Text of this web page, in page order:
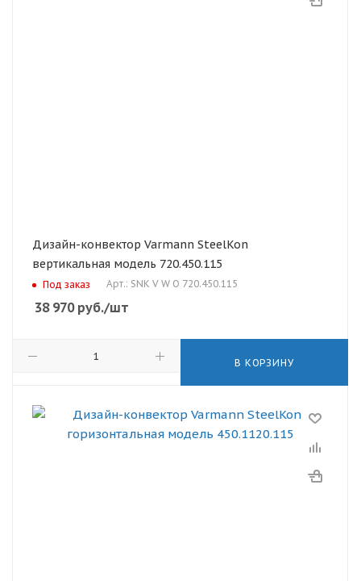
Дизайн-конвектор Varmann SteelKon
вертикальная модель 720.450.115
Под заказ Арт.: SNK V W O 720.450.115
38 970руб./шт
В КОРЗИНУ